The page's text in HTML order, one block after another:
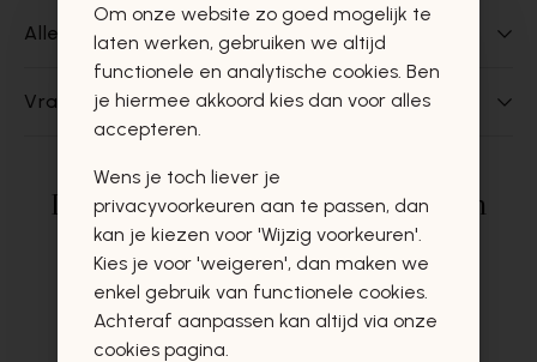
Alles over dit product
Vragen over dit product?
Deze producten zullen u zeker en
vast ook interesseren
Om onze website zo goed mogelijk te
laten werken, gebruiken we altijd
functionele en analytische cookies. Ben
je hiermee akkoord kies dan voor alles
accepteren.
Wens je toch liever je
privacyvoorkeuren aan te passen, dan
kan je kiezen voor 'Wijzig voorkeuren'.
Kies je voor 'weigeren', dan maken we
enkel gebruik van functionele cookies.
Achteraf aanpassen kan altijd via onze
cookies pagina.